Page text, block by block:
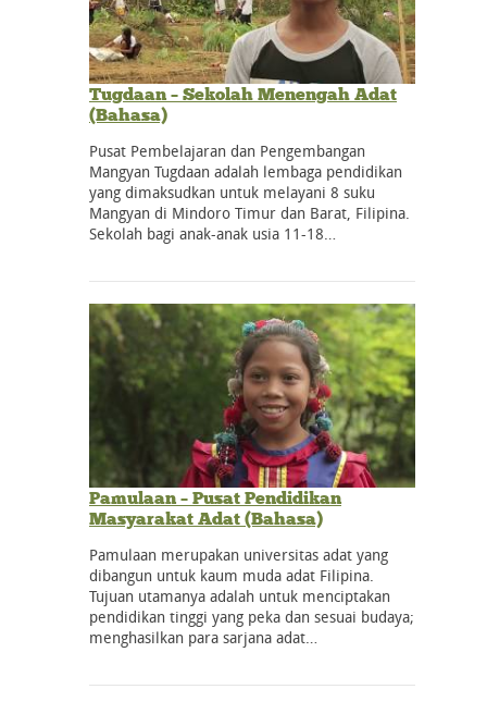
Tugdaan – Sekolah Menengah Adat
(Bahasa)
Pusat Pembelajaran dan Pengembangan
Mangyan Tugdaan adalah lembaga pendidikan
yang dimaksudkan untuk melayani 8 suku
Mangyan di Mindoro Timur dan Barat, Filipina.
Sekolah bagi anak-anak usia 11-18…
Pamulaan – Pusat Pendidikan
Masyarakat Adat (Bahasa)
Pamulaan merupakan universitas adat yang
dibangun untuk kaum muda adat Filipina.
Tujuan utamanya adalah untuk menciptakan
pendidikan tinggi yang peka dan sesuai budaya;
menghasilkan para sarjana adat…